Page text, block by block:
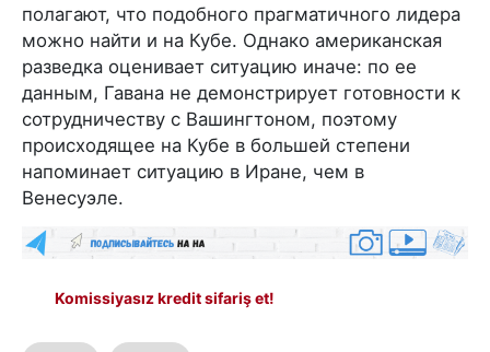
полагают, что подобного прагматичного лидера
можно найти и на Кубе. Однако американская
разведка оценивает ситуацию иначе: по ее
данным, Гавана не демонстрирует готовности к
сотрудничеству с Вашингтоном, поэтому
происходящее на Кубе в большей степени
напоминает ситуацию в Иране, чем в
Венесуэле.
Komissiyasız kredit sifariş et!